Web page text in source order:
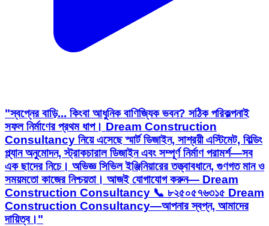
"স্বপ্নের বাড়ি... কিংবা আধুনিক বাণিজ্যিক ভবন? সঠিক পরিকল্পনাই
সফল নির্মাণের প্রথম ধাপ। Dream Construction
Consultancy নিয়ে এসেছে স্মার্ট ডিজাইন, সাশ্রয়ী এস্টিমেট, বিল্ডিং
প্ল্যান অনুমোদন, স্ট্রাকচারাল ডিজাইন এবং সম্পূর্ণ নির্মাণ পরামর্শ—সব
এক ছাদের নিচে। অভিজ্ঞ সিভিল ইঞ্জিনিয়ারের তত্ত্বাবধানে, গুণগত মান ও
সময়মতো কাজের নিশ্চয়তা। আজই যোগাযোগ করুন— Dream
Construction Consultancy 📞 ৮২৫০৫৭৬৩১৫ Dream
Construction Consultancy—আপনার স্বপ্ন, আমাদের
দায়িত্ব।"